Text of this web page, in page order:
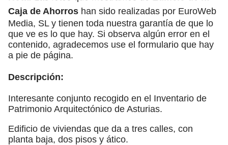
Caja de Ahorros han sido realizadas por EuroWeb
Media, SL y tienen toda nuestra garantía de que lo
que ve es lo que hay. Si observa algún error en el
contenido, agradecemos use el formulario que hay
a pie de página.
Descripción:
Interesante conjunto recogido en el Inventario de
Patrimonio Arquitectónico de Asturias.
Edificio de viviendas que da a tres calles, con
planta baja, dos pisos y ático.